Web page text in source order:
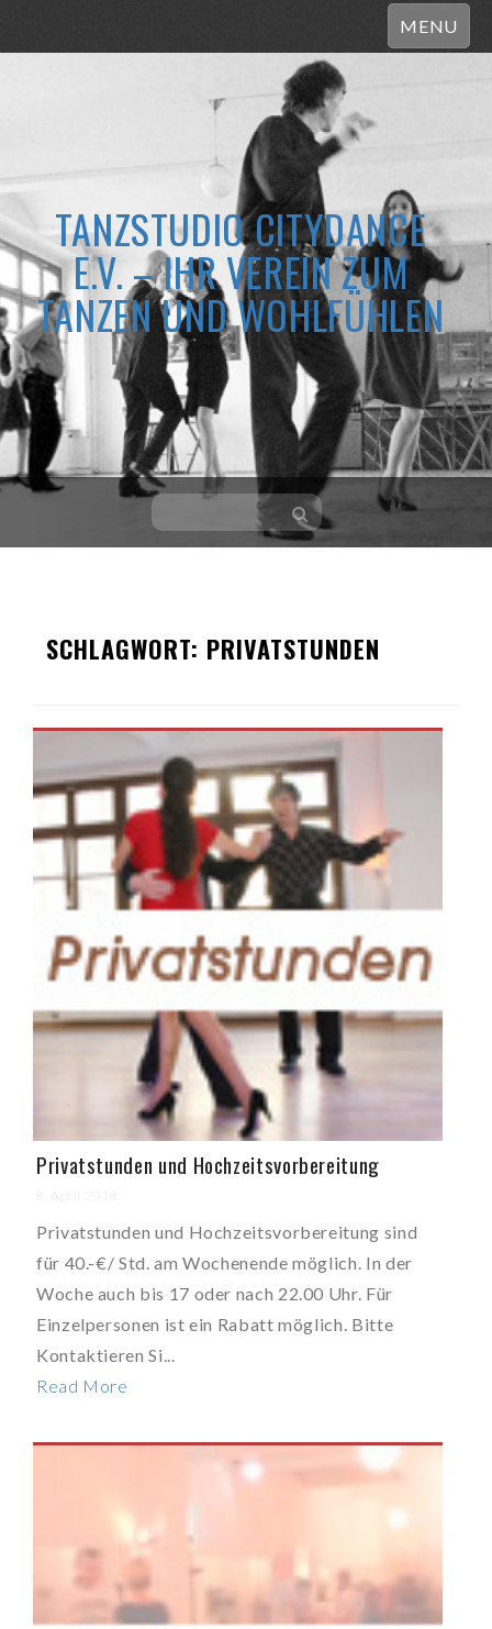
MENU
TANZSTUDIO CITYDANCE
E.V. – IHR VEREIN ZUM
TANZEN UND WOHLFÜHLEN
contentSCHLAGWORT: PRIVATSTUNDEN
Privatstunden und Hochzeitsvorbereitung
8. April 2018
Privatstunden und Hochzeitsvorbereitung sind
für 40.-€/ Std. am Wochenende möglich. In der
Woche auch bis 17 oder nach 22.00 Uhr. Für
Einzelpersonen ist ein Rabatt möglich. Bitte
Kontaktieren Si...
Read More